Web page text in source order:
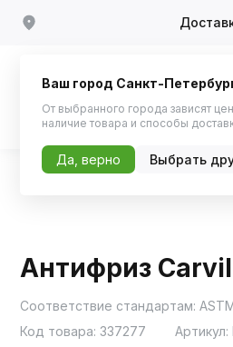
Масла и
Антифриз
Код товара: 337277 Артикул:
Ваш город Санкт-
От выбранного города зависят
наличие товара и способы
Да, верно Выбрать